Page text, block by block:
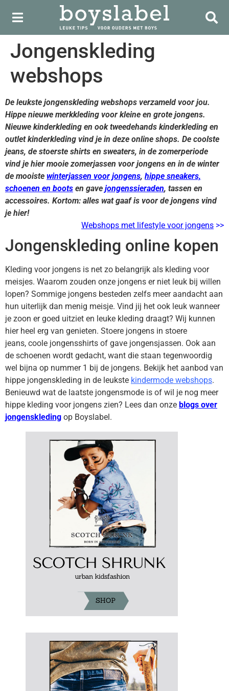
Jongenskleding
webshops
De leukste jongenskleding webshops verzameld voor jou.
Hippe nieuwe merkkleding voor kleine en grote jongens.
Nieuwe kinderkleding en ook tweedehands kinderkleding en
outlet kinderkleding vind je in deze online shops. De coolste
jeans, de stoerste shirts en sweaters, in de zomerperiode
vind je hier mooie zomerjassen voor jongens en in de winter
de mooiste winterjassen voor jongens, hippe sneakers,
schoenen en boots en gave jongenssieraden, tassen en
accessoires. Kortom: alles wat gaaf is voor de jongens vind
je hier!
Webshops met lifestyle voor jongens >>
Jongenskleding online kopen
Kleding voor jongens is net zo belangrijk als kleding voor
meisjes. Waarom zouden onze jongens er niet leuk bij willen
lopen? Sommige jongens besteden zelfs meer aandacht aan
hun uiterlijk dan menig meisje. Vind jij het ook leuk wanneer
je zoon er goed uitziet en leuke kleding draagt? Wij kunnen
hier heel erg van genieten. Stoere jongens in stoere
jeans, coole jongensshirts of gave jongensjassen. Ook aan
de schoenen wordt gedacht, want die staan tegenwoordig
wel bijna op nummer 1 bij de jongens. Bekijk het aanbod van
hippe jongenskleding in de leukste kindermode webshops.
Benieuwd wat de laatste jongensmode is of wil je nog meer
hippe kleding voor jongens zien? Lees dan onze blogs over
jongenskleding op Boyslabel.